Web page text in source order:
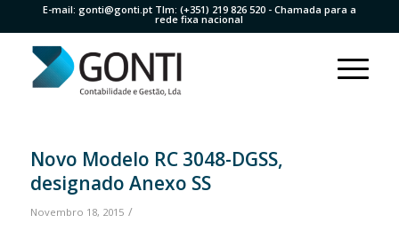
E-mail: gonti@gonti.ptTlm: (+351) 219 826 520- Chamada para a
rede fixa nacional
Novo Modelo RC 3048-DGSS,
designado Anexo SS
Novembro 18, 2015 /